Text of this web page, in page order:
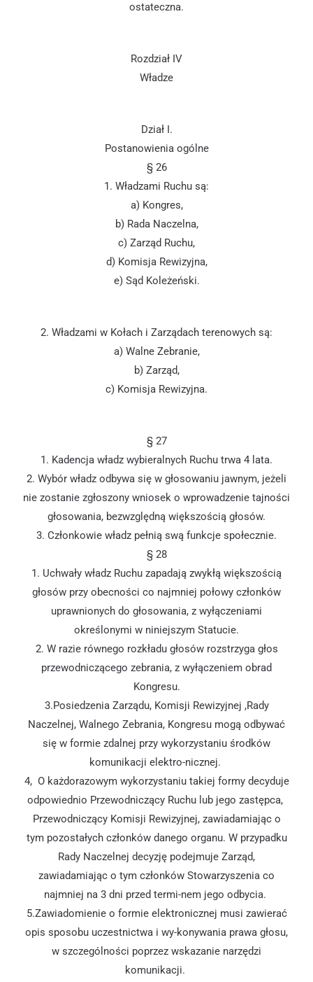
ostateczna.
Rozdział IV
Władze
Dział I.
Postanowienia ogólne
§ 26
1. Władzami Ruchu są:
a) Kongres,
b) Rada Naczelna,
c) Zarząd Ruchu,
d) Komisja Rewizyjna,
e) Sąd Koleżeński.
2. Władzami w Kołach i Zarządach terenowych są:
a) Walne Zebranie,
b) Zarząd,
c) Komisja Rewizyjna.
§ 27
1. Kadencja władz wybieralnych Ruchu trwa 4 lata.
2. Wybór władz odbywa się w głosowaniu jawnym, jeżeli
nie zostanie zgłoszony wniosek o wprowadzenie tajności
głosowania, bezwzględną większością głosów.
3. Członkowie władz pełnią swą funkcje społecznie.
§ 28
1. Uchwały władz Ruchu zapadają zwykłą większością
głosów przy obecności co najmniej połowy członków
uprawnionych do głosowania, z wyłączeniami
określonymi w niniejszym Statucie.
2. W razie równego rozkładu głosów rozstrzyga głos
przewodniczącego zebrania, z wyłączeniem obrad
Kongresu.
3.Posiedzenia Zarządu, Komisji Rewizyjnej ,Rady
Naczelnej, Walnego Zebrania, Kongresu mogą odbywać
się w formie zdalnej przy wykorzystaniu środków
komunikacji elektro-nicznej.
4, O każdorazowym wykorzystaniu takiej formy decyduje
odpowiednio Przewodniczący Ruchu lub jego zastępca,
Przewodniczący Komisji Rewizyjnej, zawiadamiając o
tym pozostałych członków danego organu. W przypadku
Rady Naczelnej decyzję podejmuje Zarząd,
zawiadamiając o tym członków Stowarzyszenia co
najmniej na 3 dni przed termi-nem jego odbycia.
5.Zawiadomienie o formie elektronicznej musi zawierać
opis sposobu uczestnictwa i wy-konywania prawa głosu,
w szczególności poprzez wskazanie narzędzi
komunikacji.